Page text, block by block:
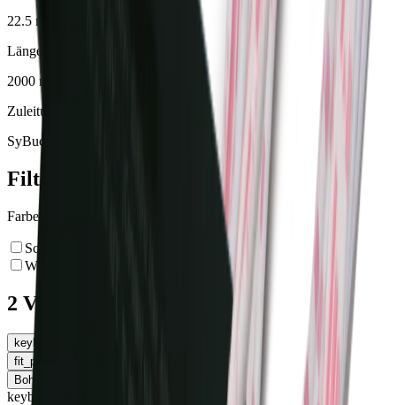
22.5 mm
Länge Anschlussleitung
2000 mm
Zuleitung/Stecksystem
SyBuc
Filter
Farbe
Schwarz
Weiss
2 Varianten
keyboard_arrow_left
Zuleitung/Stecksystem
fit_page_width
Bohrdurchmesser
keyboard_arrow_right